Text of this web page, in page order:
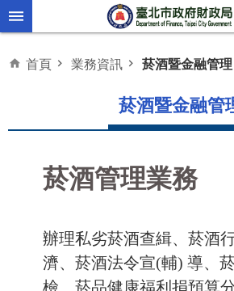
跳到主要內容區塊
首頁 業務資訊 菸酒暨金融管理
菸酒暨金融管
菸酒管理業務
辦理私劣菸酒查緝、菸酒
濟、菸酒法令宣(輔) 導、
檢、菸品健康福利捐預算